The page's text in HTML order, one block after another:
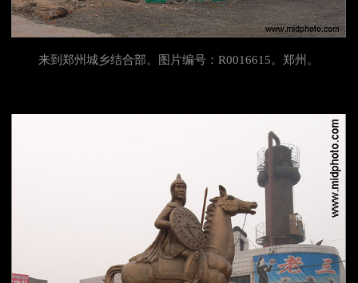
来到郑州城乡结合部。图片编号：R0016615。郑州。